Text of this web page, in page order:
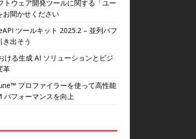
トウェア開発ツールに関する「ユー
お聞かせください
ツールキット 2025.2 – 並列パフ
き出そう
ける生成 AI ソリューションとビジ
革
プロファイラーを使って高性能
パフォーマンスを向上